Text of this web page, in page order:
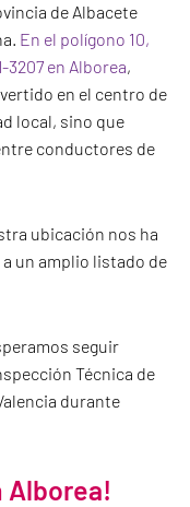
de Albacete
En el polígono 10,
3207 en Alborea,
en el centro de
local, sino que
conductores de
ubicación nos ha
un amplio listado de
seguir
Técnica de
durante
Alborea!